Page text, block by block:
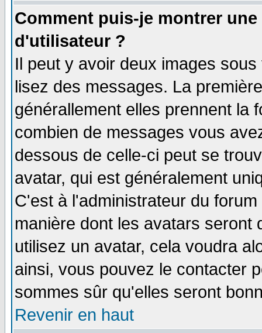
Comment puis-je montrer
d'utilisateur ?
Il peut y avoir deux images
lisez des messages. La
générallement elles prennent la
combien de messages vous
dessous de celle-ci peut se
avatar, qui est généralement
C'est à l'administrateur du
manière dont les avatars seront
utilisez un avatar, cela voudra
ainsi, vous pouvez le contacter
sommes sûr qu'elles seront
Revenir en haut